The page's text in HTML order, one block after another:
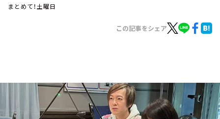
イベント・グッズ
YouTube
会社情報
まとめて！土曜日
この記事をシェア